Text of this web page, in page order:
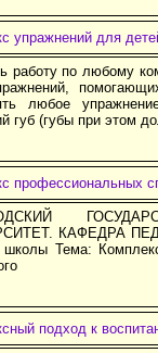
упражнений для
работу по любому
любое
губ (губы при этом
профессиональных
КАФЕДРА
Тема:
подход к